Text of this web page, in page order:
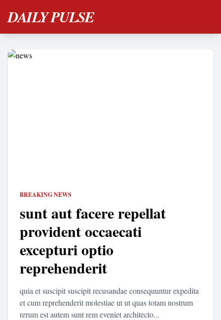
DAILY PULSE
BREAKING NEWS
sunt aut facere repellat
provident occaecati
excepturi optio
reprehenderit
quia et suscipit suscipit recusandae consequuntur expedita
et cum reprehenderit molestiae ut ut quas totam nostrum
rerum est autem sunt rem eveniet architecto...